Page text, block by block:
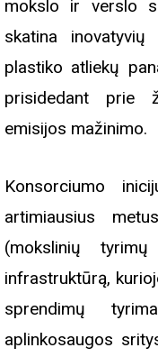
mokslo ir verslo
skatina inovatyvių
plastiko atliekų
prisidedant prie
emisijos mažinimo.
Konsorciumo
artimiausius
(mokslinių
infrastruktūrą,
sprendimų
aplinkosaugos